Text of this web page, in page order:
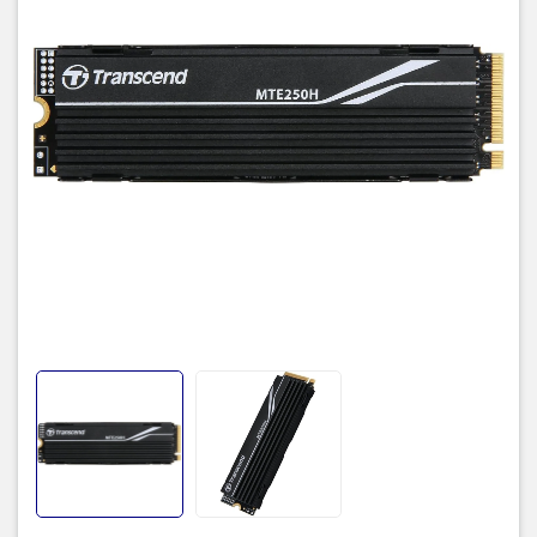
động thấp hơn, ngay cả khi bạn đang đạt hiệu suất tối đa trên máy
tính để bàn hoặc bảng điều khiển trò chơi.
SSD PCIe MTE250H của Transcend được thiết kế với mã hóa
LDPC (Kiểm tra chẵn lẻ mật độ thấp)--một thuật toán ECC mạnh
mẽ--để giữ an toàn cho dữ liệu. Với cơ chế điều tiết nhiệt động tích
- Dung lượng: 1 TB
- Công nghệ kết nối: USB
- Yếu tố hình thức đĩa cứng: 2,5 inch
- Mô tả đĩa cứng: Ổ đĩa thể rắn
- Loại cài đặt: Ổ cứng gắn trong